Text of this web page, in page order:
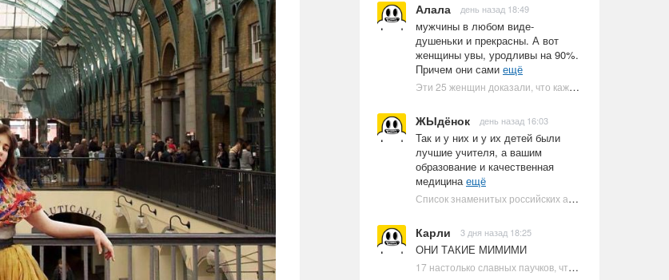
Алала день назад 18:49
мужчины в любом виде-
душеньки и прекрасны. А вот
женщины увы, уродливы на 90%.
Причем они сами ещё
Эти 25 женщин доказали, что каждое тело имеет право быть в бикини
ЖЫдёнок день назад 16:03
Так и у них и у их детей были
лучшие учителя, а вашим
образование и качественная
медицинаещё
Список знаменитых российских артистов-евреев | Ультрамарин
Карли 3 дня назад 18:25
ОНИ ТАКИЕ МИМИМИ
17 настолько славных паучков, что даже у арахнофобов появится желание их погладить